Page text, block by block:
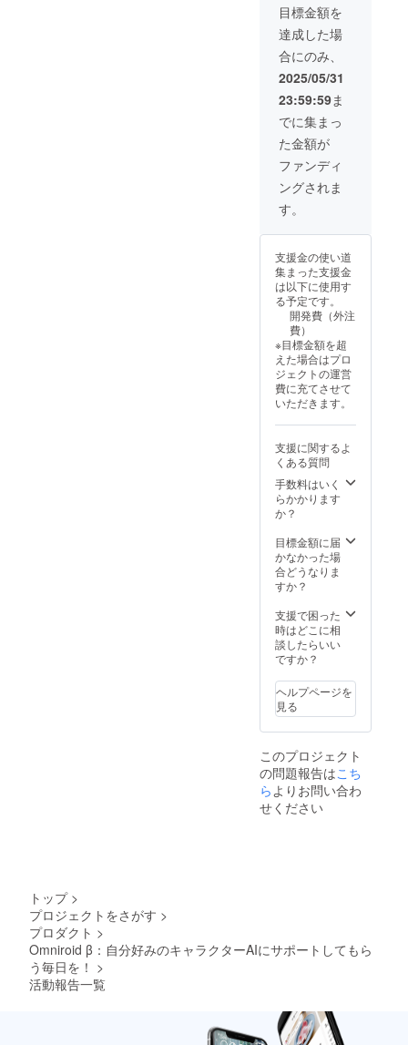
テスト
参加権
す。 内
容： ・
Omniroi
d AIの
一ヶ月
間利用
権 →
文字で
の会
話、簡
単なタ
スクの
依頼：
レミア
(画像生
成・画
像編集
など)：
月300回
声通
話：30
時間分
話しか
けられ
ます
ていな
い時
間・AI
の発話
は除き
・7月ス
タート
予定の
先行
テスト
参加権
・AIに
関する
ンサル
ティン
グ（60
分／オ
ン）
→ 実施
予定：
2025年
6月以
詳細は
メッ
たしま
す。有
目標金額を
達成した場
合にのみ、
2025/05/31
23:59:59ま
でに集まっ
た金額が
ファンディ
ングされま
す。
支援金の使い道
集まった支援金
は以下に使用す
る予定です。
開発費（外注
費）
※目標金額を超
えた場合はプロ
ジェクトの運営
費に充てさせて
いただきます。
支援に関するよ
くある質問
手数料はいく
らかかります
か？
目標金額に届
かなかった場
合どうなりま
すか？
支援で困った
時はどこに相
談したらいい
ですか？
ヘルプページを
見る
このプロジェクト
の問題報告はこち
ら よりお問い合わ
せください
トップ >
プロジェクトをさがす >
プロダクト >
Omniroid β：自分好みのキャラクターAIにサポートしてもら
う毎日を！ >
活動報告一覧